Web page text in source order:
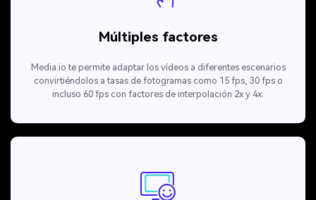
Múltiples factores
Media.io te permite adaptar los vídeos a diferentes escenarios
convirtiéndolos a tasas de fotogramas como 15 fps, 30 fps o
incluso 60 fps con factores de interpolación 2x y 4x.